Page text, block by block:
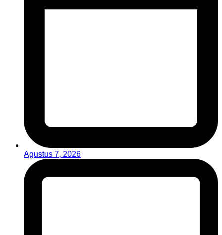
Agustus 7, 2026